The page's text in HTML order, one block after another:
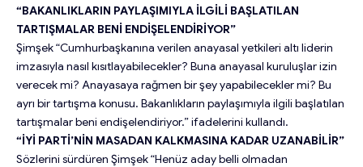
“BAKANLIKLARIN PAYLAŞIMIYLA İLGİLİ BAŞLATILAN
TARTIŞMALAR BENİ ENDİŞELENDİRİYOR”
Şimşek “Cumhurbaşkanına verilen anayasal yetkileri altı liderin
imzasıyla nasıl kısıtlayabilecekler? Buna anayasal kuruluşlar izin
verecek mi? Anayasaya rağmen bir şey yapabilecekler mi? Bu
ayrı bir tartışma konusu. Bakanlıkların paylaşımıyla ilgili başlatılan
tartışmalar beni endişelendiriyor.” ifadelerini kullandı.
“İYİ PARTİ’NİN MASADAN KALKMASINA KADAR UZANABİLİR”
Sözlerini sürdüren Şimşek “Henüz aday belli olmadan